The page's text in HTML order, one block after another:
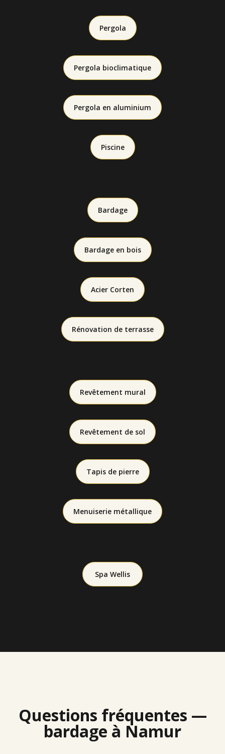
Pergola
Pergola bioclimatique
Pergola en aluminium
Piscine
Bardage
Bardage en bois
Acier Corten
Rénovation de terrasse
Revêtement mural
Revêtement de sol
Tapis de pierre
Menuiserie métallique
Spa Wellis
Questions fréquentes —
bardage à Namur